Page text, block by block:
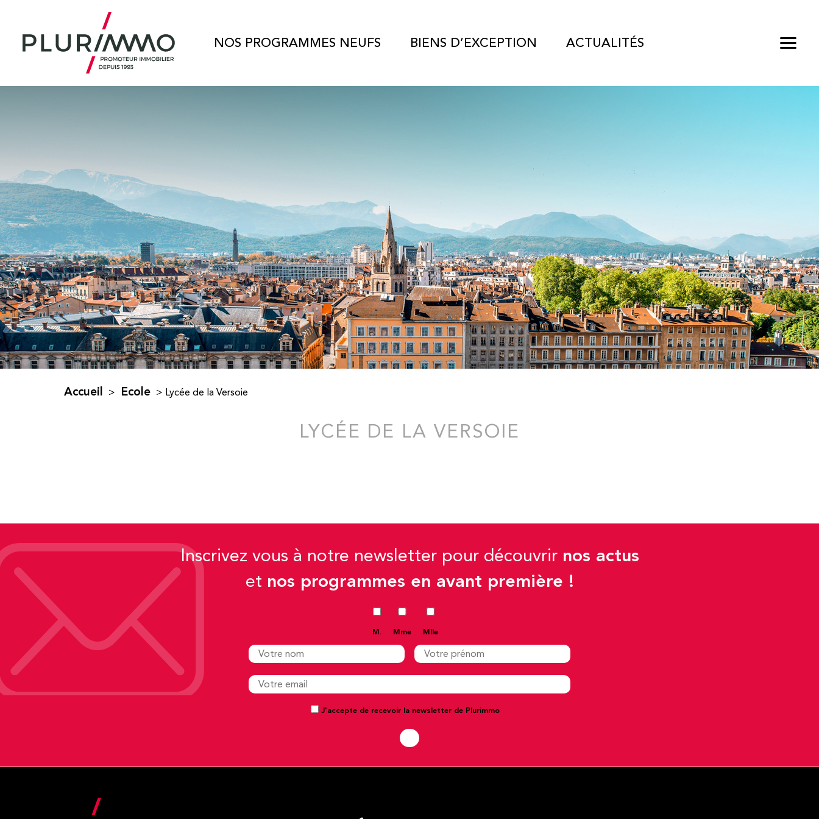
NOS PROGRAMMES NEUFS BIENS D’EXCEPTION ACTUALITÉS
Accueil > Ecole > Lycée de la Versoie
LYCÉE DE LA VERSOIE
Inscrivez vous à notre newsletter pour découvrir nos actus
et nos programmes en avant première !
M. Mme Mlle
J'accepte de recevoir la newsletter de Plurimmo